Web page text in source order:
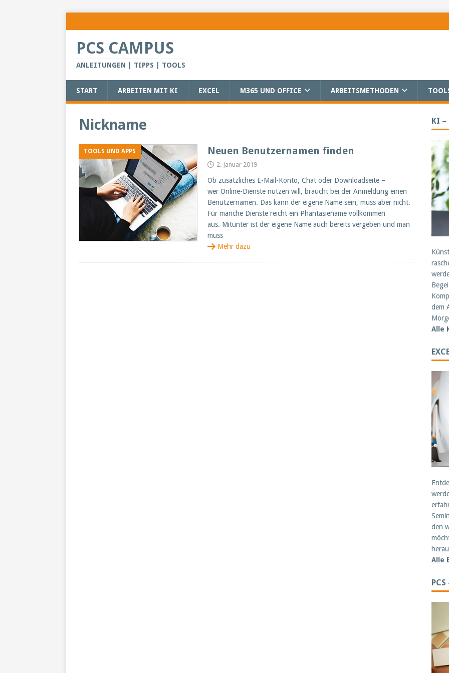
PCS CAMPUS
ANLEITUNGEN | TIPPS | TOOLS
START ARBEITEN MIT KI EXCEL M365 UND OFFICE ARBEITSMETHODEN
Nickname
TOOLS UND APPS Neuen Benutzernamen finden
2. Januar 2019
Ob zusätzliches E-Mail-Konto, Chat oder Downloadseite –
wer Online-Dienste nutzen will, braucht bei der Anmeldung einen
Benutzernamen. Das kann der eigene Name sein, muss aber nicht.
Für manche Dienste reicht ein Phantasiename vollkommen
aus. Mitunter ist der eigene Name auch bereits vergeben und man
muss
Mehr dazu
KI –
dem
Alle
den
Alle